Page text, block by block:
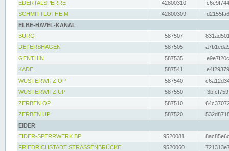
EDERTALSPERRE
42800310
SCHMITTLOTHEIM
42800309
ELBE-HAVEL-KANAL
BURG
587507
DETERSHAGEN
587505
GENTHIN
587535
KADE
587541
WUSTERWITZ OP
587540
WUSTERWITZ UP
587550
ZERBEN OP
587510
ZERBEN UP
587520
EIDER
EIDER-SPERRWERK BP
9520081
FRIEDRICHSTADT STRASSENBRÜCKE
9520060